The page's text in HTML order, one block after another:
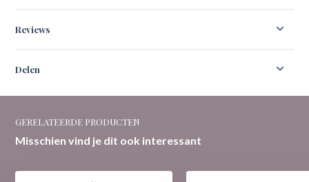
Reviews
Delen
GERELATEERDE PRODUCTEN
Misschien vind je dit ook interessant